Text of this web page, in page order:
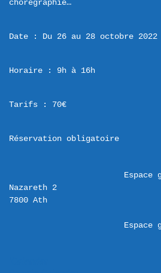
Date : Du 26 au 28 octobre 2022
Horaire : 9h à 16h
Tarifs : 70€
Réservation obligatoire
Espace
Nazareth 2
Espace